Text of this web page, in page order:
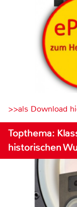
>>als Download
Topthema:
historischen